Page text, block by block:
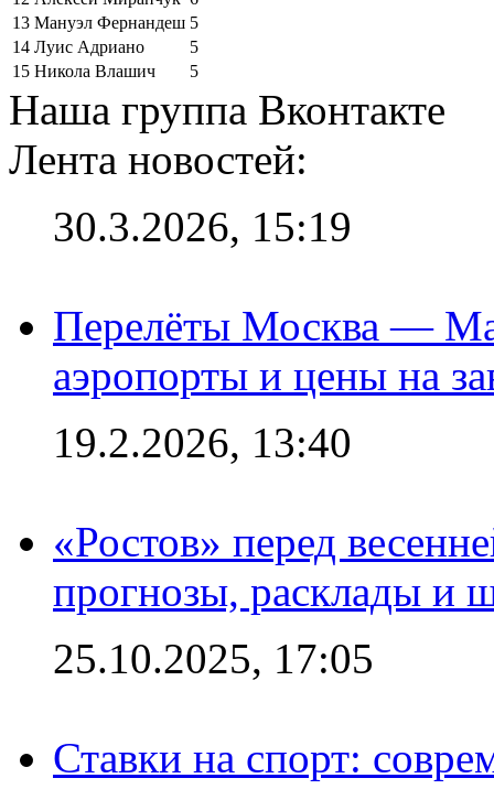
13 Мануэл Фернандеш 5
14 Луис Адриано
5
15 Никола Влашич 5
Наша группа Вконтакте
Лента новостей:
30.3.2026, 15:19
Перелёты Москва —
аэропорты и цены на
19.2.2026, 13:40
«Ростов» перед
прогнозы, расклады и
25.10.2025, 17:05
Ставки на спорт: